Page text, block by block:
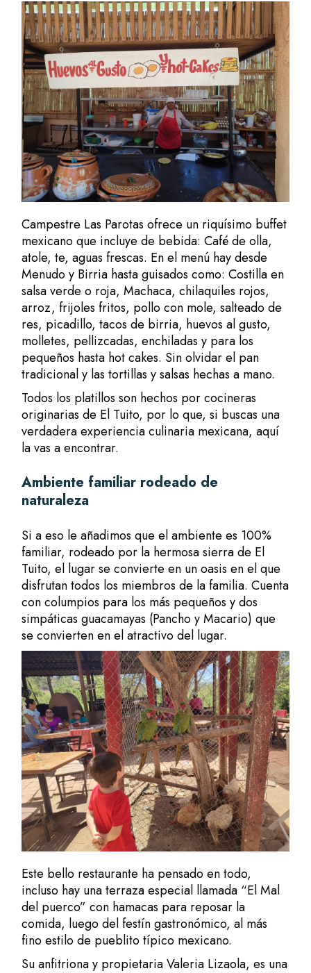
Campestre Las Parotas ofrece un riquísimo buffet
mexicano que incluye de bebida: Café de olla,
atole, te, aguas frescas. En el menú hay desde
Menudo y Birria hasta guisados como: Costilla en
salsa verde o roja, Machaca, chilaquiles rojos,
arroz, frijoles fritos, pollo con mole, salteado de
res, picadillo, tacos de birria, huevos al gusto,
molletes, pellizcadas, enchiladas y para los
pequeños hasta hot cakes. Sin olvidar el pan
tradicional y las tortillas y salsas hechas a mano.
Todos los platillos son hechos por cocineras
originarias de El Tuito, por lo que, si buscas una
verdadera experiencia culinaria mexicana, aquí
la vas a encontrar.
Ambiente familiar rodeado de
naturaleza
Si a eso le añadimos que el ambiente es 100%
familiar, rodeado por la hermosa sierra de El
Tuito, el lugar se convierte en un oasis en el que
disfrutan todos los miembros de la familia. Cuenta
con columpios para los más pequeños y dos
simpáticas guacamayas (Pancho y Macario) que
se convierten en el atractivo del lugar.
Este bello restaurante ha pensado en todo,
incluso hay una terraza especial llamada “El Mal
del puerco” con hamacas para reposar la
comida, luego del festín gastronómico, al más
fino estilo de pueblito típico mexicano.
Su anfitriona y propietaria Valeria Lizaola, es una